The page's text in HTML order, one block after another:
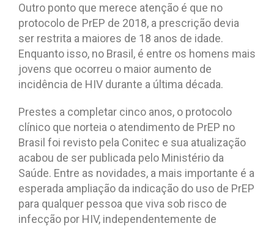
Outro ponto que merece atenção é que no
protocolo de PrEP de 2018, a prescrição devia
ser restrita a maiores de 18 anos de idade.
Enquanto isso, no Brasil, é entre os homens mais
jovens que ocorreu o maior aumento de
incidência de HIV durante a última década.
Prestes a completar cinco anos, o protocolo
clínico que norteia o atendimento de PrEP no
Brasil foi revisto pela Conitec e sua atualização
acabou de ser publicada pelo Ministério da
Saúde. Entre as novidades, a mais importante é a
esperada ampliação da indicação do uso de PrEP
para qualquer pessoa que viva sob risco de
infecção por HIV, independentemente de